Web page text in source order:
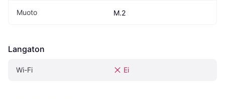
Muoto M.2
Langaton
Wi-Fi Ei